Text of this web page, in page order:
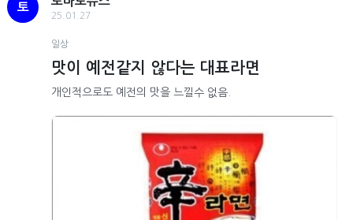
토
25.01.27
일상
맛이 예전같지 않다는 대표라면
개인적으로도 예전의 맛을 느낄수 없음.